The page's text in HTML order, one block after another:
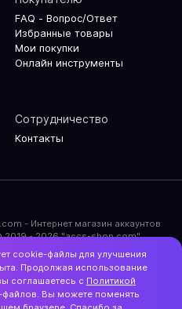
FAQ - Вопрос/Ответ
Избранные товары
Мои покупки
Онлайн инструменты
Сотрудничество
Контакты
- Интернет магазин аккаунтов
2019 - 2026 "accs-shop.com"
cookie-файлы для улучшения
Продолжая использование
соглашаетесь с Политикой
Вы можете поменять